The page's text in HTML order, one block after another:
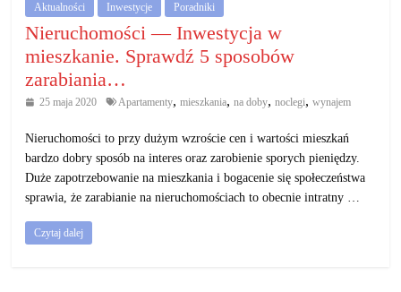
Aktualności Inwestycje Poradniki
Nieruchomości — Inwestycja w
mieszkanie. Sprawdź 5 sposobów
zarabiania…
25 maja 2020 Apartamenty, mieszkania, na doby, noclegi, wynajem
Nieruchomości to przy dużym wzroście cen i wartości mieszkań
bardzo dobry sposób na interes oraz zarobienie sporych pieniędzy.
Duże zapotrzebowanie na mieszkania i bogacenie się społeczeństwa
sprawia, że zarabianie na nieruchomościach to obecnie intratny …
Czytaj dalej